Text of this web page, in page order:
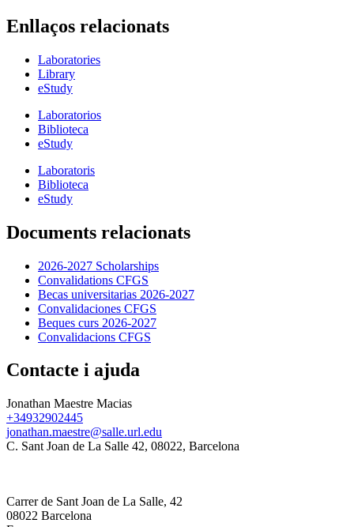
Enllaços relacionats
Laboratories
Library
eStudy
Laboratorios
Biblioteca
eStudy
Laboratoris
Biblioteca
eStudy
Documents relacionats
2026-2027 Scholarships
Convalidations CFGS
Becas universitarias 2026-2027
Convalidaciones CFGS
Beques curs 2026-2027
Convalidacions CFGS
Contacte i ajuda
Jonathan Maestre Macias
+34932902445
jonathan.maestre@salle.url.edu
C. Sant Joan de La Salle 42, 08022, Barcelona
Carrer de Sant Joan de La Salle, 42
08022 Barcelona